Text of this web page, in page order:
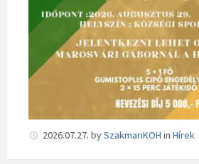
2026.07.27. bySzakmariKOH in Hírek